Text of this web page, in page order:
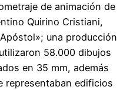
de animación de
Quirino Cristiani,
una producción
58.000 dibujos
en 35 mm, además
representaban edificios